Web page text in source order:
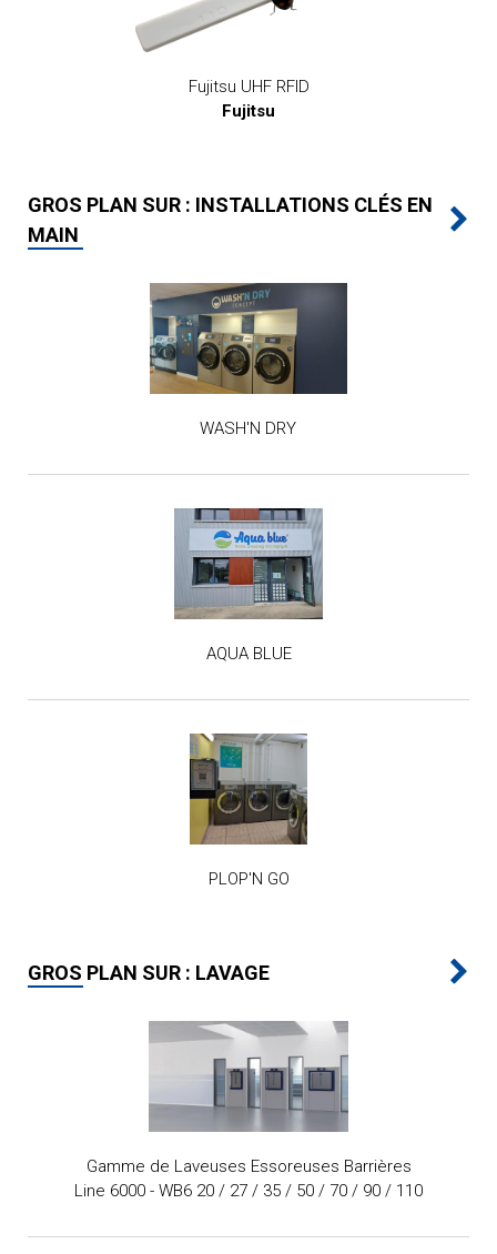
Fujitsu UHF RFID
Fujitsu
GROS PLAN SUR : INSTALLATIONS CLÉS EN
MAIN
WASH'N DRY
AQUA BLUE
PLOP'N GO
GROS PLAN SUR : LAVAGE
Gamme de Laveuses Essoreuses Barrières
Line 6000 - WB6 20 / 27 / 35 / 50 / 70 / 90 / 110